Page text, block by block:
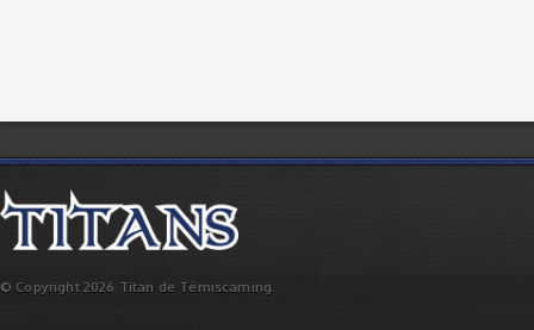
© Copyright 2026 Titan de Témiscaming.